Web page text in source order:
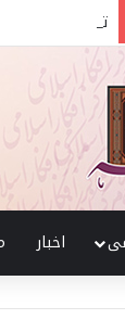
تربیت اولاد کے
اخبار